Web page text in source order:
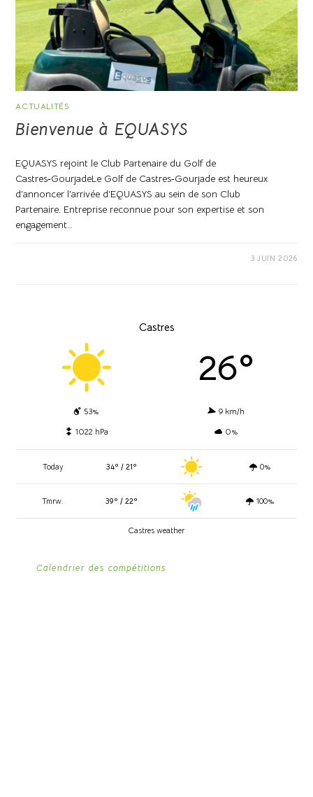
ACTUALITÉS
Bienvenue à EQUASYS
EQUASYS rejoint le Club Partenaire du Golf de
Castres‑GourjadeLe Golf de Castres‑Gourjade est heureux
d’annoncer l’arrivée d’EQUASYS au sein de son Club
Partenaire. Entreprise reconnue pour son expertise et son
engagement…
3 JUIN 2026
Castres
26º
53%
9 km/h
1022 hPa
0%
Today 34º / 21º 0%
Tmrw. 39º / 22º 100%
Castres weather
Calendrier des compétitions